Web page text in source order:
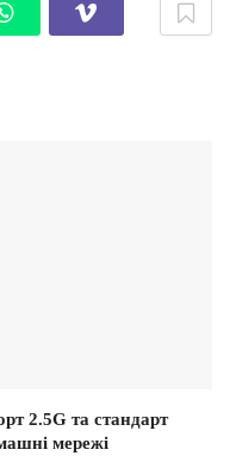
2.5G та стандарт
мережі